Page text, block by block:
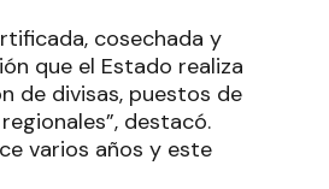
cosechada y
que el Estado realiza
de divisas, puestos de
destacó.
varios años y este